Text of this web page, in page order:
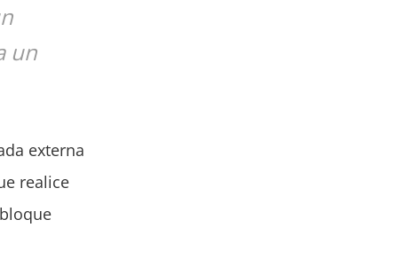
un
externa
realice